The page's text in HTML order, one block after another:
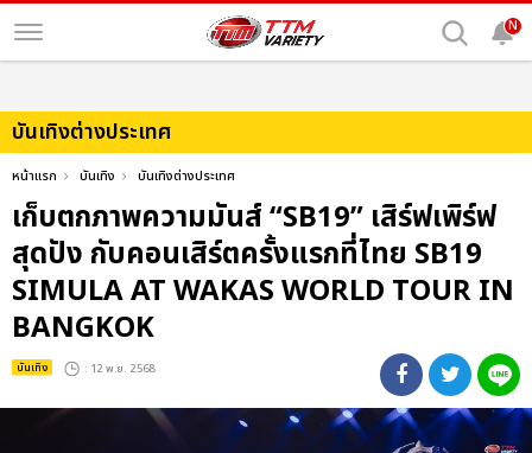
N
บันเทิงต่างประเทศ
หน้าแรก บันเทิง บันเทิงต่างประเทศ
เก็บตกภาพความมันส์ “SB19” เสิร์ฟเพิร์ฟ
สุดปัง กับคอนเสิร์ตครั้งแรกที่ไทย SB19
SIMULA AT WAKAS WORLD TOUR IN
BANGKOK
บันเทิง : 12 พ.ย. 2568